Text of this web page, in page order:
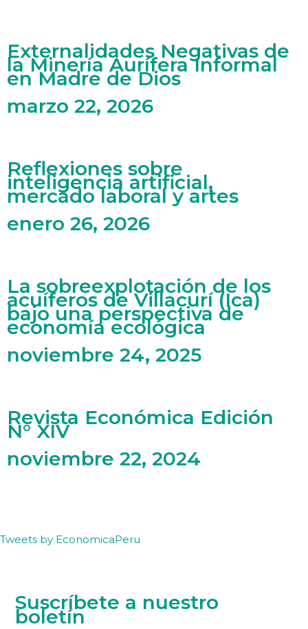
Externalidades Negativas de
la Minería Aurífera Informal
en Madre de Dios
marzo 22, 2026
Reflexiones sobre
inteligencia artificial,
mercado laboral y artes
enero 26, 2026
La sobreexplotación de los
acuíferos de Villacurí (Ica)
bajo una perspectiva de
economía ecológica
noviembre 24, 2025
Revista Económica Edición
N° XIV
noviembre 22, 2024
Tweets by EconomicaPeru
Suscríbete a nuestro
boletín